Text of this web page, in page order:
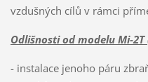
vzdušných cílů v rámci
Odlišnosti od modelu Mi-
- instalace jenoho páru